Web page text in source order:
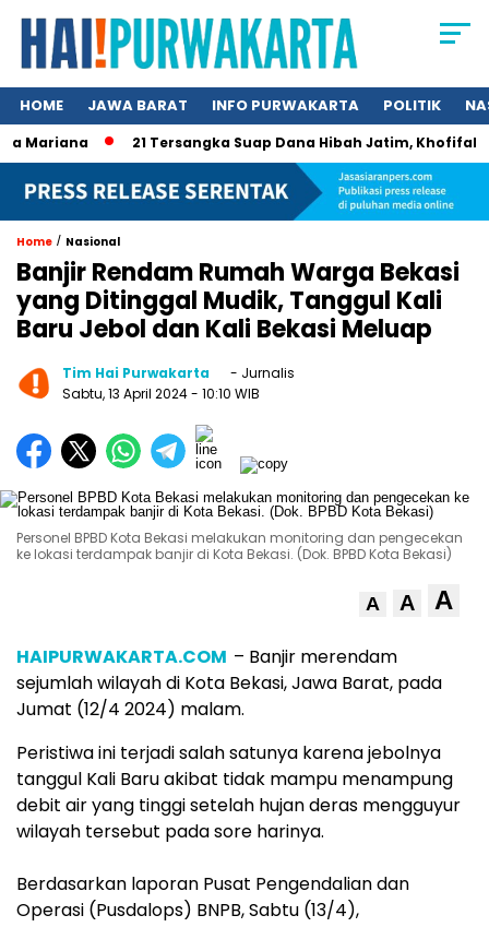
HOME JAWA BARAT INFO PURWAKARTA POLITIK
21 Tersangka Suap Dana Hibah Jatim, Khofifah Kini
Home / Nasional
⁣⁣Banjir Rendam Rumah Warga Bekasi
yang Ditinggal Mudik, Tanggul Kali
Baru Jebol dan Kali Bekasi Meluap
Tim Hai Purwakarta
- Jurnalis
Sabtu, 13 April 2024- 10:10 WIB
Personel BPBD Kota Bekasi melakukan monitoring dan pengecekan
ke lokasi terdampak banjir di Kota Bekasi. (Dok. BPBD Kota Bekasi)
A A A
HAIPURWAKARTA.COM – Banjir merendam
sejumlah wilayah di Kota Bekasi, Jawa Barat, pada
Jumat (12/4 2024) malam.
Peristiwa ini terjadi salah satunya karena jebolnya
tanggul Kali Baru akibat tidak mampu menampung
debit air yang tinggi setelah hujan deras mengguyur
wilayah tersebut pada sore harinya.⁣⁣⁣
Berdasarkan laporan Pusat Pengendalian dan
Operasi (Pusdalops) BNPB, Sabtu (13/4),